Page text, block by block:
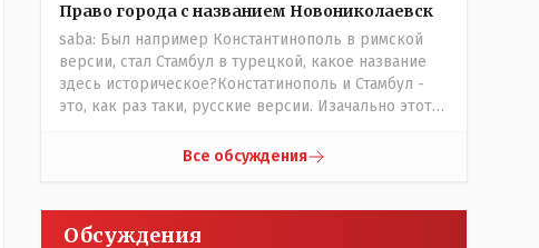
обоим сказал: ещё один такой звонок, без разницы,
какая причина, и я счета свои у вас позакрываю.
Остальные входящие сразу в бан, по умолчанию для
меня любой входящий - Скам, пока не доказано
обратное - Zero trust. Все созвоны - только на
Право города с названием Новониколаевск
saba: Был например Константинополь в римской
версии, стал Стамбул в турецкой, какое название
здесь историческое?Констатинополь и Стамбул -
это, как раз таки, русские версии. Изачально этот
латыни - Бизантинум. Потом он стал
Все обсуждения
Обсуждения